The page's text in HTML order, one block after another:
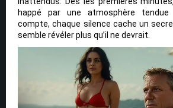
happé par une atmosphère
compte, chaque silence cache un
semble révéler plus qu’il ne devrait.